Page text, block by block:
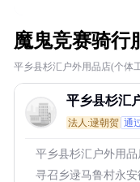
魔鬼竞赛骑行
平乡县杉汇户外用品店(个体
平乡县杉汇
户)
法人:逯朝贺 通
平乡县杉汇户外用
寻召乡逯马鲁村永安